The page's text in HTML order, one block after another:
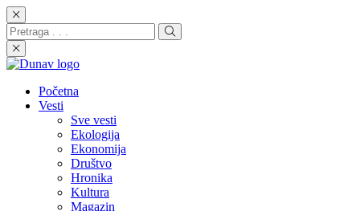
Početna
Vesti
Sve vesti
Ekologija
Ekonomija
Društvo
Hronika
Kultura
Magazin